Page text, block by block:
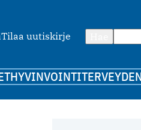
Tilaa uutiskirje
HYVINVOINTI